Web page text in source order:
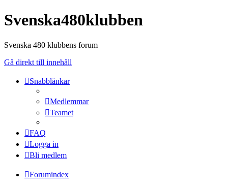
Svenska480klubben
Svenska 480 klubbens forum
Gå direkt till innehåll
Snabblänkar
Medlemmar
Teamet
FAQ
Logga in
Bli medlem
Forumindex